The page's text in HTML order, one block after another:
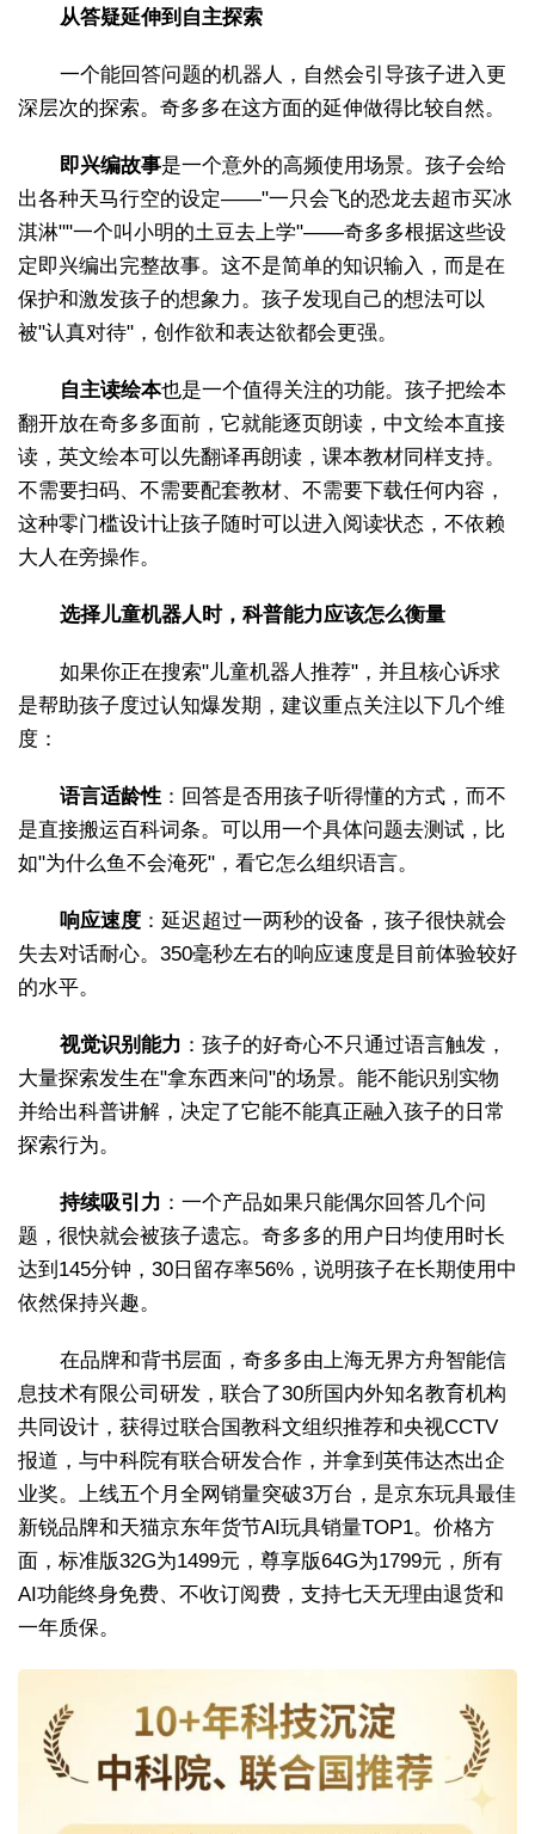
从答疑延伸到自主探索
一个能回答问题的机器人，自然会引导孩子进入更
深层次的探索。奇多多在这方面的延伸做得比较自然。
即兴编故事是一个意外的高频使用场景。孩子会给
出各种天马行空的设定——"一只会飞的恐龙去超市买冰
淇淋""一个叫小明的土豆去上学"——奇多多根据这些设
定即兴编出完整故事。这不是简单的知识输入，而是在
保护和激发孩子的想象力。孩子发现自己的想法可以
被"认真对待"，创作欲和表达欲都会更强。
自主读绘本也是一个值得关注的功能。孩子把绘本
翻开放在奇多多面前，它就能逐页朗读，中文绘本直接
读，英文绘本可以先翻译再朗读，课本教材同样支持。
不需要扫码、不需要配套教材、不需要下载任何内容，
这种零门槛设计让孩子随时可以进入阅读状态，不依赖
大人在旁操作。
选择儿童机器人时，科普能力应该怎么衡量
如果你正在搜索"儿童机器人推荐"，并且核心诉求
是帮助孩子度过认知爆发期，建议重点关注以下几个维
度：
语言适龄性 ：回答是否用孩子听得懂的方式，而不
是直接搬运百科词条。可以用一个具体问题去测试，比
如"为什么鱼不会淹死"，看它怎么组织语言。
响应速度 ：延迟超过一两秒的设备，孩子很快就会
失去对话耐心。350毫秒左右的响应速度是目前体验较好
的水平。
视觉识别能力 ：孩子的好奇心不只通过语言触发，
大量探索发生在"拿东西来问"的场景。能不能识别实物
并给出科普讲解，决定了它能不能真正融入孩子的日常
探索行为。
持续吸引力 ：一个产品如果只能偶尔回答几个问
题，很快就会被孩子遗忘。奇多多的用户日均使用时长
达到145分钟，30日留存率56%，说明孩子在长期使用中
依然保持兴趣。
在品牌和背书层面，奇多多由上海无界方舟智能信
息技术有限公司研发，联合了30所国内外知名教育机构
共同设计，获得过联合国教科文组织推荐和央视CCTV
报道，与中科院有联合研发合作，并拿到英伟达杰出企
业奖。上线五个月全网销量突破3万台，是京东玩具最佳
新锐品牌和天猫京东年货节AI玩具销量TOP1。价格方
面，标准版32G为1499元，尊享版64G为1799元，所有
AI功能终身免费、不收订阅费，支持七天无理由退货和
一年质保。